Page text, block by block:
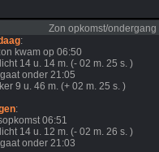
Zon opkomst/ondergang
:
kwam op 06:50
14 u. 14 m. (- 02 m. 25 s. )
onder 21:05
9 u. 46 m. (+ 02 m. 25 s. )
:
06:51
14 u. 12 m. (- 02 m. 26 s. )
onder 21:03